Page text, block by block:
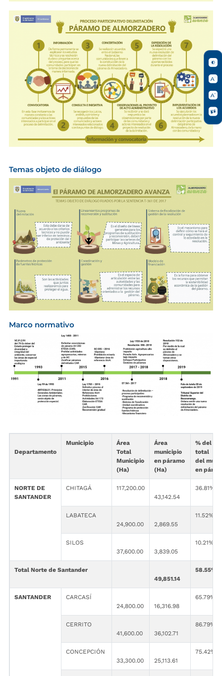
Temas objeto de diálogo
Marco normativo
Departamento
Municipio
Área
Total
Municipio
(Ha)
Área
municipio
en páramo
(Ha)
% del
total
del
en
NORTE DE
SANTANDER
CHITAGÁ
117,200.00
43,142.54
36.81%
LABATECA
24,900.00
2,869.55
11.52%
SILOS
37,600.00
3,839.05
10.21%
Total Norte de Santander
49,851.14
58.55%
SANTANDER
CARCASÍ
24,800.00
16,316.98
65.79%
CERRITO
41,600.00
36,102.71
86.79%
CONCEPCIÓN
33,300.00
25,113.61
75.42%